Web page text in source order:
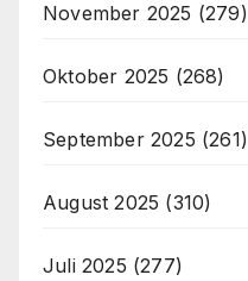
November 2025 (279)
Oktober 2025 (268)
September 2025 (261)
August 2025 (310)
Juli 2025 (277)